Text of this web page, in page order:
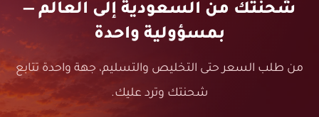
شحنتك من السعودية إلى العالم —
بمسؤولية واحدة
من طلب السعر حتى التخليص والتسليم، جهة واحدة تتابع
شحنتك وترد عليك.